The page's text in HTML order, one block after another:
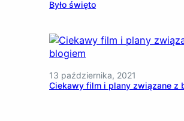
Było święto
13 października, 2021
Ciekawy film i plany związane z